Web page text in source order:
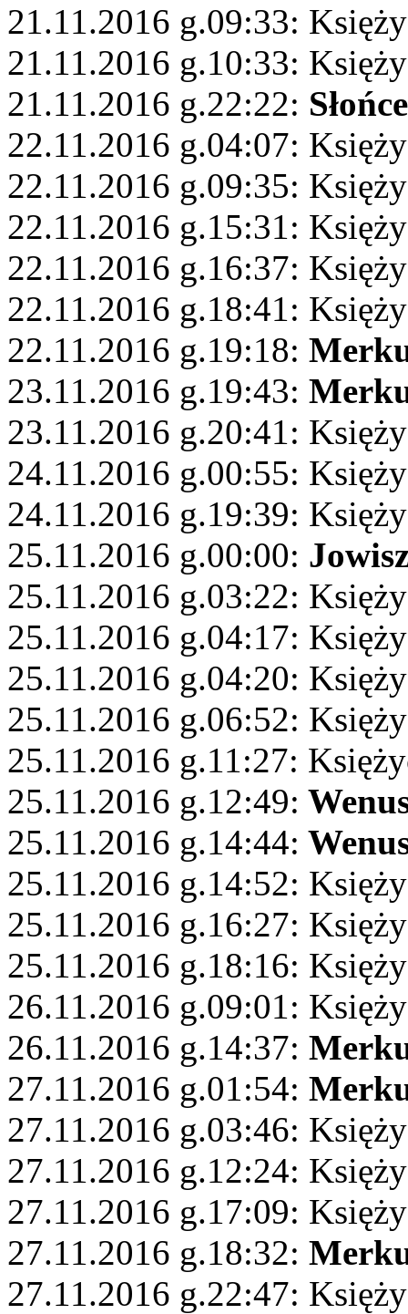
21.11.2016 g.09:33:
21.11.2016 g.10:33:
21.11.2016 g.22:22: Słońce
22.11.2016 g.04:07:
22.11.2016 g.09:35:
22.11.2016 g.15:31:
22.11.2016 g.16:37:
22.11.2016 g.18:41:
22.11.2016 g.19:18:
23.11.2016 g.19:43:
23.11.2016 g.20:41:
24.11.2016 g.00:55:
24.11.2016 g.19:39:
25.11.2016 g.00:00:
25.11.2016 g.03:22:
25.11.2016 g.04:17:
25.11.2016 g.04:20:
25.11.2016 g.06:52:
25.11.2016 g.11:27:
25.11.2016 g.12:49:
25.11.2016 g.14:44:
25.11.2016 g.14:52:
25.11.2016 g.16:27:
25.11.2016 g.18:16:
26.11.2016 g.09:01:
26.11.2016 g.14:37:
27.11.2016 g.01:54:
27.11.2016 g.03:46:
27.11.2016 g.12:24:
27.11.2016 g.17:09:
27.11.2016 g.18:32:
27.11.2016 g.22:47: